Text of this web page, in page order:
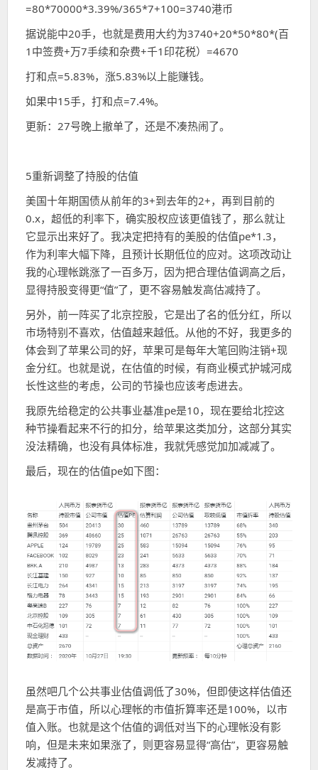
=80*70000*3.39%/365*7+100=3740港币
据说能中20手，也就是费用大约为3740+20*50*80*(百
1中签费+万7手续和杂费+千1印花税）=4670
打和点=5.83%，涨5.83%以上能赚钱。
如果中15手，打和点=7.4%。
更新：27号晚上撤单了，还是不凑热闹了。
5重新调整了持股的估值
美国十年期国债从前年的3+到去年的2+，再到目前的
0.x，超低的利率下，确实股权应该更值钱了，那么就让
它显示出来好了。我决定把持有的美股的估值pe*1.3，
作为利率大幅下降，且预计长期低位的应对。这项改动让
我的心理帐跳涨了一百多万，因为把合理估值调高之后，
显得持股变得更“值”了，更不容易触发高估减持了。
另外，前一阵买了北京控股，它是出了名的低分红，所以
市场特别不喜欢，估值越来越低。从他的不好，我更多的
体会到了苹果公司的好，苹果可是每年大笔回购注销+现
金分红。也就是说，在估值的时候，有商业模式护城河成
长性这些的考虑，公司的节操也应该考虑进去。
我原先给稳定的公共事业基准pe是10，现在要给北控这
种节操看起来不行的扣分，给苹果这类加分，这部分其实
没法精确，也没有具体标准，我就凭感觉加加减减了。
最后，现在的估值pe如下图：
虽然吧几个公共事业估值调低了30%，但即使这样估值还
是高于市值，所以心理帐的市值折算率还是100%，以市
值入账。也就是这个估值的调低对当下的心理帐没有影
响，但是未来如果涨了，则更容易显得“高估”，更容易触
发减持了。